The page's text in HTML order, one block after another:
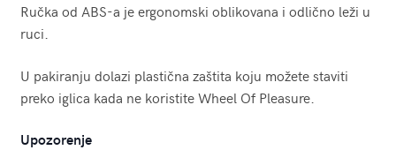
Ručka od ABS-a je ergonomski oblikovana i odlično leži u
ruci.
U pakiranju dolazi plastična zaštita koju možete staviti
preko iglica kada ne koristite Wheel Of Pleasure.
Upozorenje